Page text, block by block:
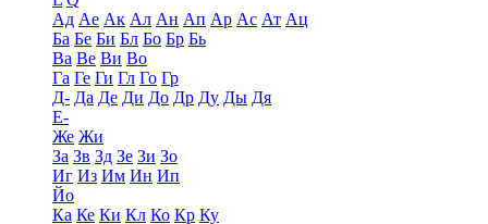
Ад Ае Ак Ал Ан Ап Ар Ас Ат Ац
Ба Бе Би Бл Бо Бр Бь
Ва Ве Ви Во
Га Ге Ги Гл Го Гр
Д- Да Де Ди До Др Ду Ды Дя
Е-
Же Жи
За Зв Зд Зе Зи Зо
Иг Из Им Ин Ип
Йо
Ка Ке Ки Кл Ко Кр Ку